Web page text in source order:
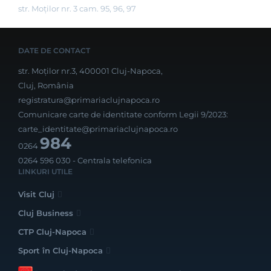
str. Moților nr. 3 cam. 95, 96, 97
DATE DE CONTACT
str. Moților nr.3, 400001 Cluj-Napoca,
Cluj, România
registratura@primariaclujnapoca.ro
Comunicare carte de identitate conform Legii 9/2023:
carte_identitate@primariaclujnapoca.ro
0264984
0264 596 030 - Centrala telefonica
LINKURI UTILE
Visit Cluj
Cluj Business
CTP Cluj-Napoca
Sport în Cluj-Napoca